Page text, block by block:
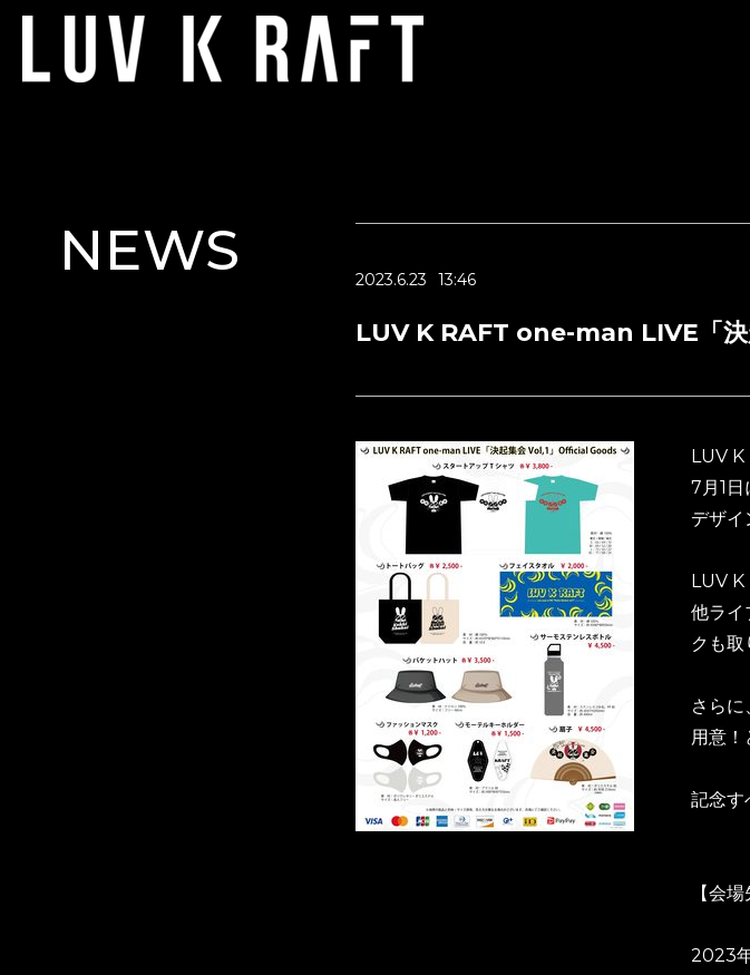
NEWS 2023.6.23 13:46
LUV K RAFT one-man LIVE「決
LUV K
7月1日
デザイ
LUV K
他ライ
クも取
さら
用意！
記念す
【会
2023